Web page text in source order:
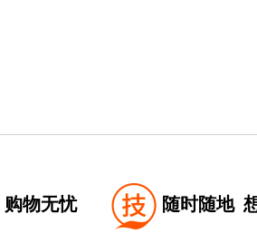
购物无忧 随时随地